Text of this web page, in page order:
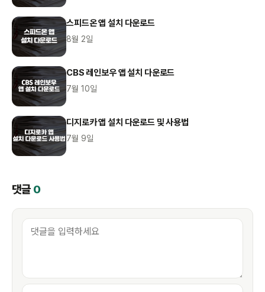
스피드온 앱 설치 다운로드
8월 2일
CBS 레인보우 앱 설치 다운로드
7월 10일
디지로카 앱 설치 다운로드 및 사용법
7월 9일
댓글 0